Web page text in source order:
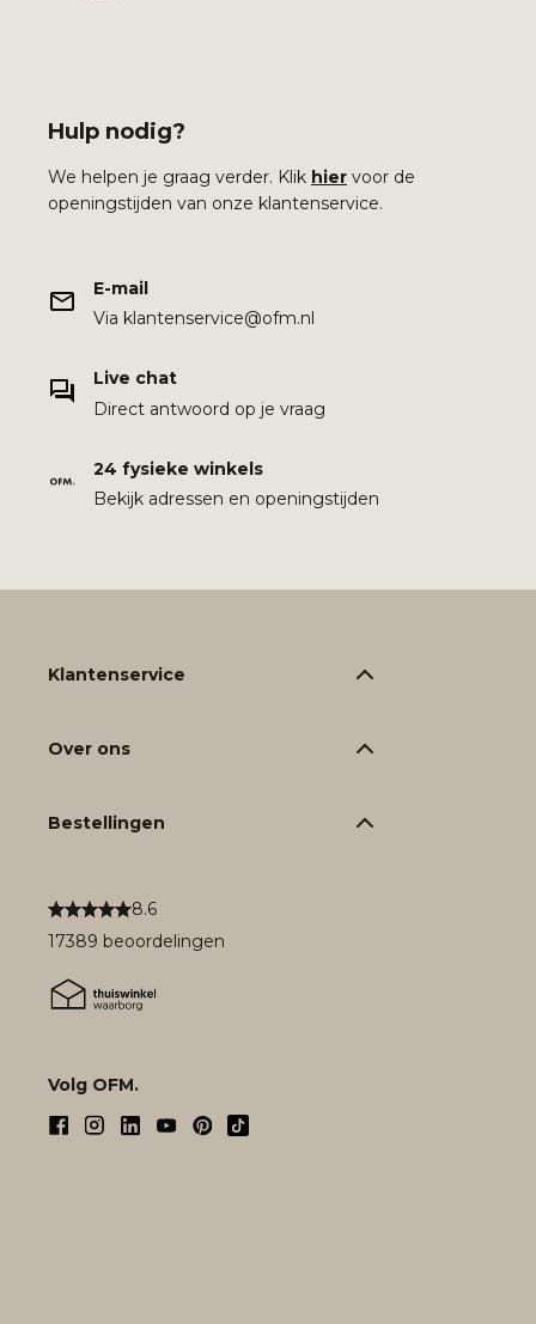
Hulp nodig?
We helpen je graag verder. Klik hier voor de
openingstijden van onze klantenservice.
E-mail
Via klantenservice@ofm.nl
Live chat
Direct antwoord op je vraag
24 fysieke winkels
Bekijk adressen en openingstijden
8.6
17389 beoordelingen
Volg OFM.
Klantenservice
Over ons
Bestellingen